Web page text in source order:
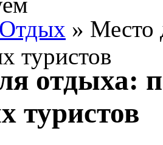
Отдых » Место
туристов
отдыха:
туристов